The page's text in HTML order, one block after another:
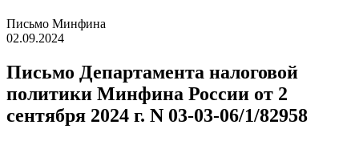
Письмо Минфина
02.09.2024
Письмо Департамента налоговой
политики Минфина России от 2
сентября 2024 г. N 03-03-06/1/82958